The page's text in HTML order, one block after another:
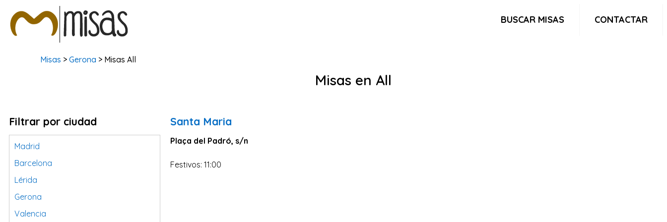
BUSCAR MISAS CONTACTAR
Misas >Gerona > Misas All
Misas en All
Filtrar por ciudad
Madrid
Barcelona
Lérida
Gerona
Valencia
Santa Maria
Plaça del Padró, s/n
Festivos: 11:00